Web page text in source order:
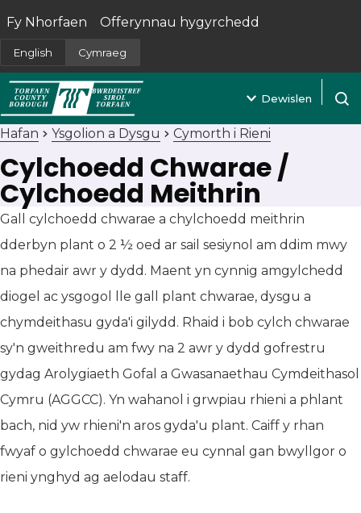
English Cymraeg
Fy Nhorfaen
(yn agor mewn tab newydd)
Offerynnau hygyrchedd
Dewislen
Hafan Ysgolion a Dysgu Cymorth i Rieni
Cylchoedd Chwarae /
Cylchoedd Meithrin
Gall cylchoedd chwarae a chylchoedd meithrin
dderbyn plant o 2 ½ oed ar sail sesiynol am ddim mwy
na phedair awr y dydd. Maent yn cynnig amgylchedd
diogel ac ysgogol lle gall plant chwarae, dysgu a
chymdeithasu gyda'i gilydd. Rhaid i bob cylch chwarae
sy'n gweithredu am fwy na 2 awr y dydd gofrestru
gydag Arolygiaeth Gofal a Gwasanaethau Cymdeithasol
Cymru (AGGCC). Yn wahanol i grwpiau rhieni a phlant
bach, nid yw rhieni'n aros gyda'u plant. Caiff y rhan
fwyaf o gylchoedd chwarae eu cynnal gan bwyllgor o
rieni ynghyd ag aelodau staff.